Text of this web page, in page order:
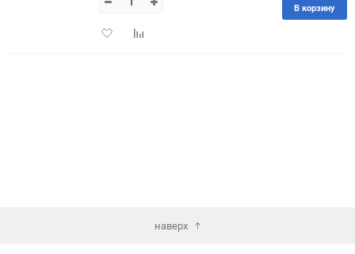
150
ДобавитьДобавить
В корзину
наверх